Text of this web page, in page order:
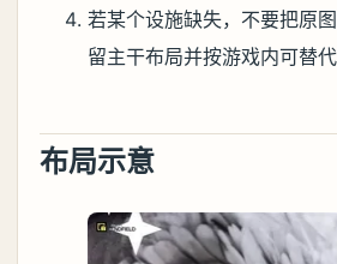
若某个设施缺失，不要把原
留主干布局并按游戏内可替代
布局示意